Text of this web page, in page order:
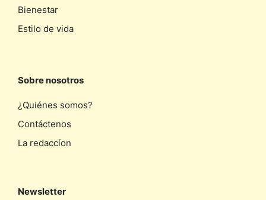
Bienestar
Estilo de vida
Sobre nosotros
¿Quiénes somos?
Contáctenos
La redaccíon
Newsletter